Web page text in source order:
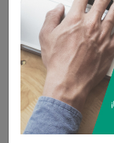
Dimensiones:128 x
VACON 100
Tensión: 380-500 V
Corriente:9 amp.
Protección:IP54